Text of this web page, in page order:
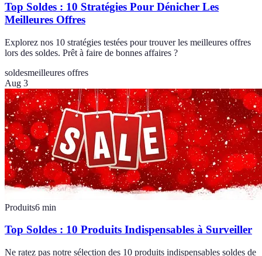
Top Soldes : 10 Stratégies Pour Dénicher Les
Meilleures Offres
Explorez nos 10 stratégies testées pour trouver les meilleures offres
lors des soldes. Prêt à faire de bonnes affaires ?
soldesmeilleures offres
Aug 3
Produits6 min
Top Soldes : 10 Produits Indispensables à Surveiller
Ne ratez pas notre sélection des 10 produits indispensables soldes de